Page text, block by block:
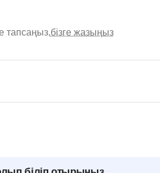
тапсаңыз,бізге жазыңыз